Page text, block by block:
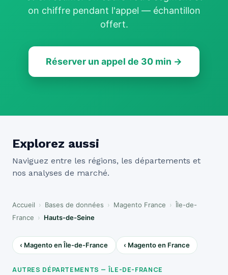
on chiffre pendant l'appel — échantillon
offert.
Réserver un appel de 30 min →
Explorez aussi
Naviguez entre les régions, les départements et
nos analyses de marché.
Accueil › Bases de données › Magento France › Île-de-
France › Hauts-de-Seine
‹ Magento en Île-de-France ‹ Magento en France
AUTRES DÉPARTEMENTS — ÎLE-DE-FRANCE